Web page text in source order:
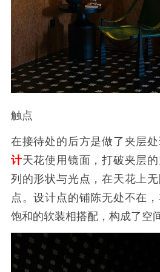
触点
在接待处的后方是做了夹层处
计天花使用镜面，打破夹层
列的形状与光点，在天花上
点。设计点的铺陈无处不在
饱和的软装相搭配，构成了空